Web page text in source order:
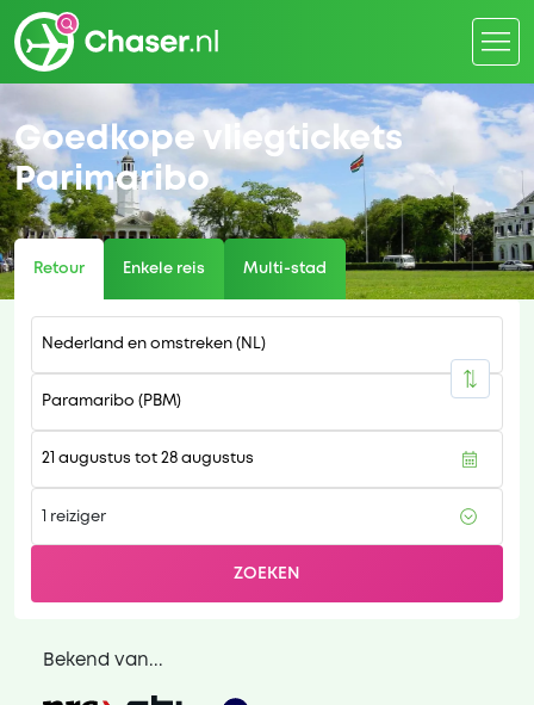
Goedkope vliegtickets
Parimaribo
Retour Enkele reis Multi-stad
1 reiziger
ZOEKEN
Bekend van...